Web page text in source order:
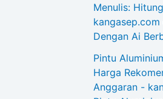
Menulis:
kangasep.com
Dengan Ai
Pintu
Harga
Anggaran -